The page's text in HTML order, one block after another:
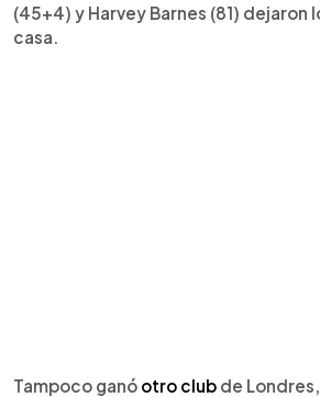
(45+4) y Harvey Barnes (81) dejaron
casa.
Tampoco ganó otro club de